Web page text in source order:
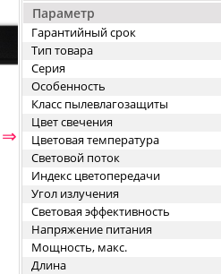
⇒
Параметр
Гарантийный срок
Тип товара
Серия
Особенность
Класс пылевлагозащиты
Цвет свечения
Цветовая температура
Световой поток
Индекс цветопередачи
Угол излучения
Световая эффективность
Напряжение питания
Мощность, макс.
Длина